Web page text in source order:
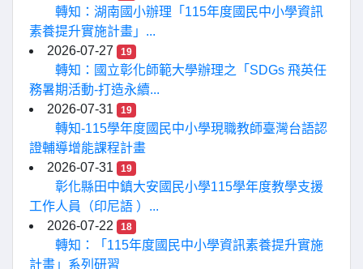
轉知：湖南國小辦理「115年度國民中小學資訊
素養提升實施計畫」...
2026-07-27
19
轉知：國立彰化師範大學辦理之「SDGs 飛英任
務暑期活動-打造永續...
2026-07-31
19
轉知-115學年度國民中小學現職教師臺灣台語認
證輔導增能課程計畫
2026-07-31
19
彰化縣田中鎮大安國民小學115學年度教學支援
工作人員（印尼語 ）...
2026-07-22
18
轉知：「115年度國民中小學資訊素養提升實施
計畫」系列研習